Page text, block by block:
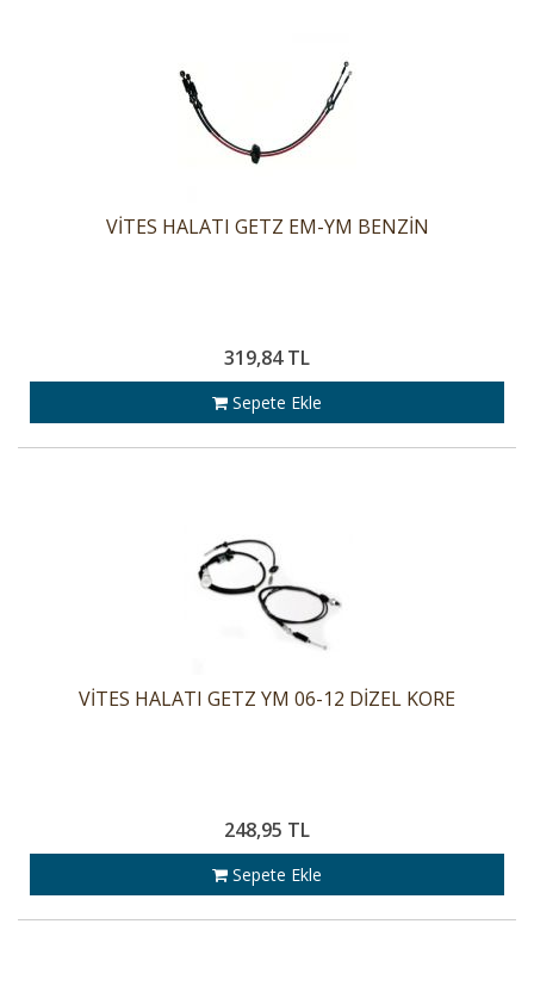
VİTES HALATI GETZ EM-YM BENZİN
319,84 TL
Sepete Ekle
VİTES HALATI GETZ YM 06-12 DİZEL KORE
248,95 TL
Sepete Ekle